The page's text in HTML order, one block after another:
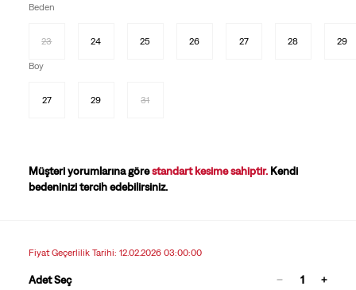
Beden
23 24 25 26 27 28 29
Boy
27 29 31
Müşteri yorumlarına görestandart kesime sahiptir.Kendi
bedeninizi tercih edebilirsiniz.
Fiyat Geçerlilik Tarihi: 12.02.2026 03:00:00
Adet Seç